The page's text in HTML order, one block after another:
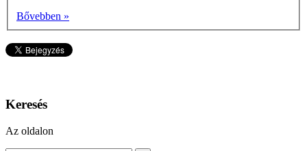
Bővebben »
Keresés
Az oldalon